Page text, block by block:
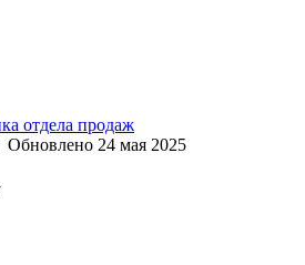
отдела продаж
Обновлено 24 мая 2025